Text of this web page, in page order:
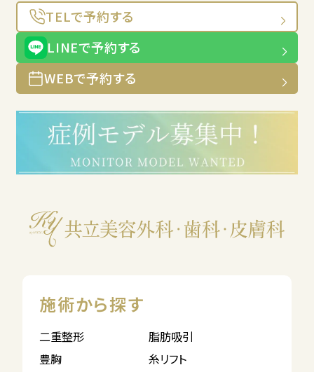
TELで予約する
LINEで予約する
WEBで予約する
施術から探す
二重整形
脂肪吸引
豊胸
糸リフト